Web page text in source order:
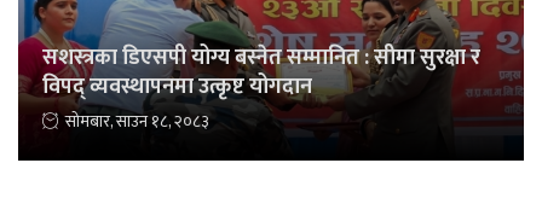
सशस्त्रका डिएसपी योग्य बस्नेत सम्मानित : सीमा सुरक्षा र
विपद् व्यवस्थापनमा उत्कृष्ट योगदान
सोमबार, साउन १८, २०८३